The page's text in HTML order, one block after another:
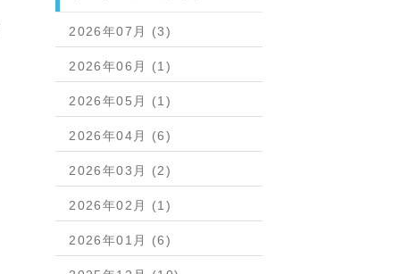
2026年07月 (3)
2026年06月 (1)
2026年05月 (1)
2026年04月 (6)
2026年03月 (2)
2026年02月 (1)
2026年01月 (6)